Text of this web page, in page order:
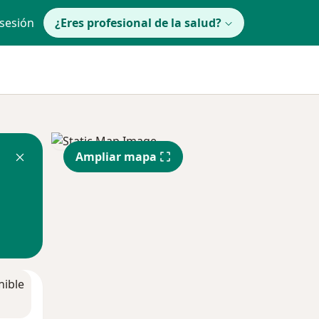
¿Eres profesional de la salud?
Ampliar mapa